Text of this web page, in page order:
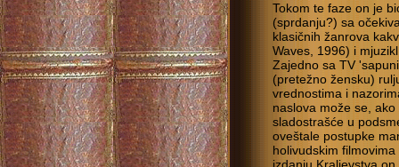
Tokom te faze on je
(sprdanju?) sa
klasičnih žanrova
Waves, 1996) i
Zajedno sa TV
(pretežno žensku)
vrednostima i
naslova može se,
sladostrašće u
oveštale postupke
holivudskim